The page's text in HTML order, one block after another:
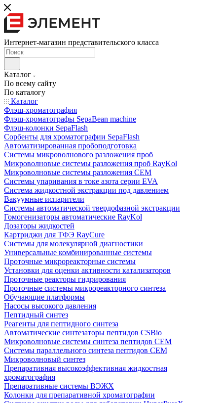
Интернет-магазин представительского класса
Каталог
По всему сайту
По каталогу
Каталог
Флэш-хроматография
Флэш-хроматографы SepaBean machine
Флэш-колонки SepaFlash
Сорбенты для хроматографии SepaFlash
Автоматизированная пробоподготовка
Системы микроволнового разложения проб
Микроволновые системы разложения проб RayKol
Микроволновые системы разложения CEM
Системы упаривания в токе азота серии EVA
Система жидкостной экстракции под давлением
Вакуумные испарители
Системы автоматической твердофазной экстракции
Гомогенизаторы автоматические RayKol
Дозаторы жидкостей
Картриджи для ТФЭ RayCure
Системы для молекулярной диагностики
Универсальные комбинированные системы
Проточные микрореакторные системы
Установки для оценки активности катализаторов
Проточные реакторы гидрирования
Проточные системы микрореакторного синтеза
Обучающие платформы
Насосы высокого давления
Пептидный синтез
Реагенты для пептидного синтеза
Автоматические синтезаторы пептидов CSBio
Микроволновые системы синтеза пептидов CEM
Системы параллельного синтеза пептидов CEM
Микроволновый синтез
Препаративная высокоэффективная жидкостная
хроматография
Препаративные системы ВЭЖХ
Колонки для препаративной хроматографии